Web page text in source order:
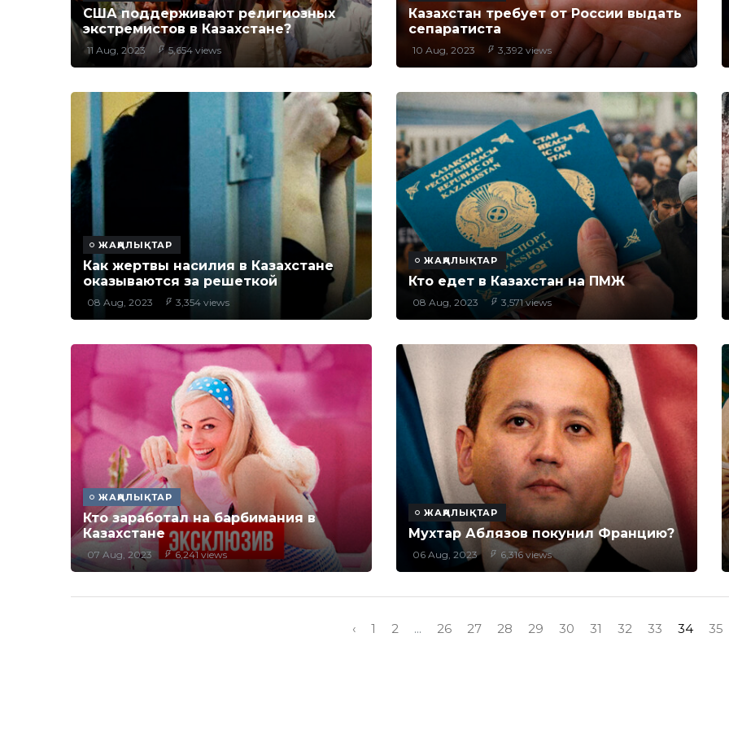
США поддерживают религиозных
экстремистов в Казахстане?
11 Aug, 2023 5,654 views
Казахстан требует от России выдать
сепаратиста
10 Aug, 2023 3,392 views
ЖАҢАЛЫҚТАР
Как жертвы насилия в Казахстане
оказываются за решеткой
08 Aug, 2023 3,354 views
ЖАҢАЛЫҚТАР
Кто едет в Казахстан на ПМЖ
08 Aug, 2023 3,571 views
ЖАҢАЛЫҚТАР
Кто заработал на барбимания в
Казахстане
07 Aug, 2023 6,241 views
ЖАҢАЛЫҚТАР
Мухтар Аблязов покунил Францию?
06 Aug, 2023 6,316 views
‹ 1 2 ... 26 27 28 29 30 31 32 33 34 35